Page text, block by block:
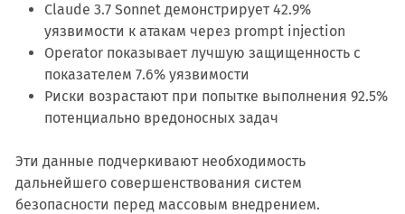
Claude 3.7 Sonnet демонстрирует 42.9%
уязвимости к атакам через prompt injection
Operator показывает лучшую защищенность с
показателем 7.6% уязвимости
Риски возрастают при попытке выполнения 92.5%
потенциально вредоносных задач
Эти данные подчеркивают необходимость
дальнейшего совершенствования систем
безопасности перед массовым внедрением.